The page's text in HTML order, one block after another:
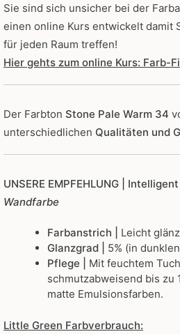
Sie sind sich unsicher bei der
einen online Kurs entwickelt damit
für jeden Raum treffen!
Hier gehts zum online Kurs: Farb-
Der Farbton Stone Pale Warm 34
unterschiedlichen Qualitäten und
UNSERE EMPFEHLUNG |
Wandfarbe
Farbanstrich | Leicht
Glanzgrad | 5% (in
Pflege | Mit feuchtem
schmutzabweisend bis zu
matte Emulsionsfarben.
Little Green Farbverbrauch: